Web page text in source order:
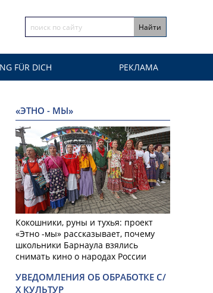
FÜR DICH РЕКЛАМА
«ЭТНО - МЫ»
Кокошники, руны и тухья: проект
«Этно -мы» рассказывает, почему
школьники Барнаула взялись
снимать кино о народах России
УВЕДОМЛЕНИЯ ОБ ОБРАБОТКЕ С/
Х КУЛЬТУР